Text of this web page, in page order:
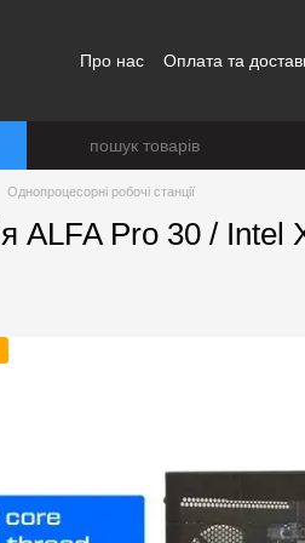
Про нас Оплата та
Однопроцесорні робочі станції
ALFA Pro 30 /